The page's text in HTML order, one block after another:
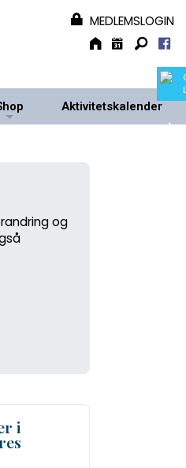
MEDLEMSLOGIN
Aktivitetskalender
og
i